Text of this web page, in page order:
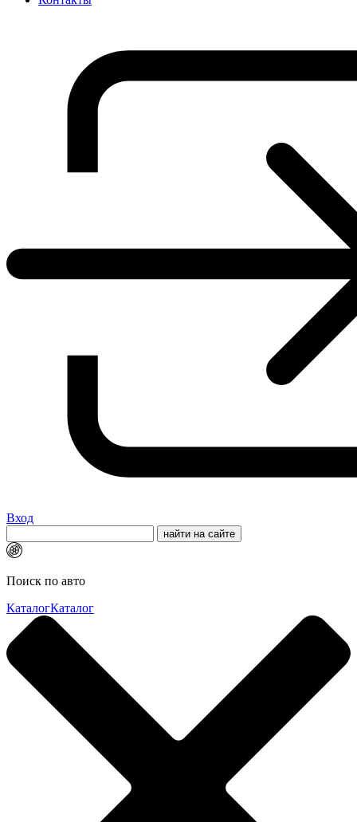
Вход
Поиск по авто
КаталогКаталог